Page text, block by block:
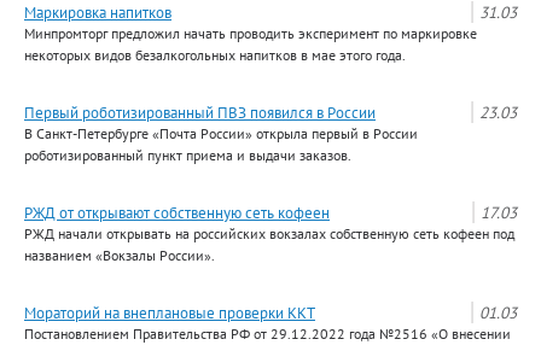
31.03
Маркировка напитков
Минпромторг предложил начать проводить эксперимент по маркировке
некоторых видов безалкогольных напитков в мае этого года.
23.03
Первый роботизированный ПВЗ появился в России
В Санкт-Петербурге «Почта России» открыла первый в России
роботизированный пункт приема и выдачи заказов.
17.03
РЖД от открывают собственную сеть кофеен
РЖД начали открывать на российских вокзалах собственную сеть кофеен под
названием «Вокзалы России».
01.03
Мораторий на внеплановые проверки ККТ
Постановлением Правительства РФ от 29.12.2022 года №2516 «О внесении